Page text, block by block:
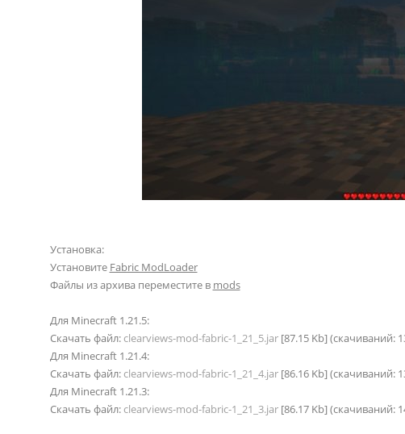
Установка:
Установите Fabric ModLoader
Файлы из архива переместите в mods
Для Minecraft 1.21.5:
Скачать файл: clearviews-mod-fabric-1_21_5.jar [87.15 Kb] (cкачиваний:
Для Minecraft 1.21.4:
Скачать файл: clearviews-mod-fabric-1_21_4.jar [86.16 Kb] (cкачиваний:
Для Minecraft 1.21.3:
Скачать файл: clearviews-mod-fabric-1_21_3.jar [86.17 Kb] (cкачиваний: